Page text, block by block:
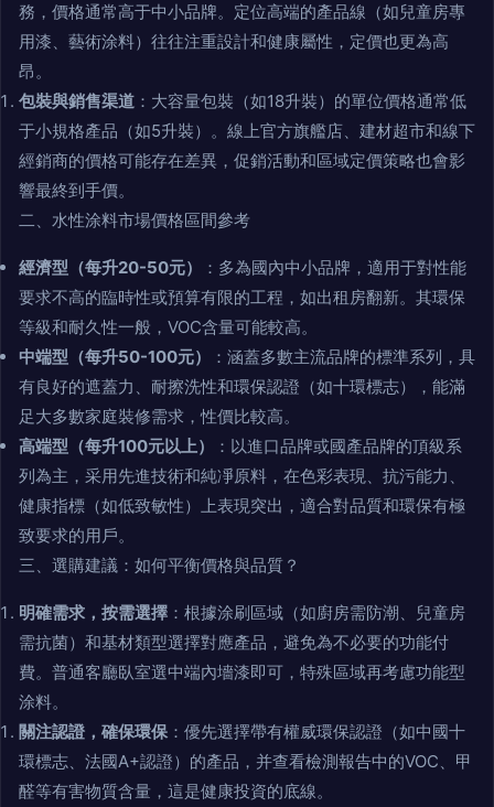
務，價格通常高于中小品牌。定位高端的產品線（如兒童房專
用漆、藝術涂料）往往注重設計和健康屬性，定價也更為高
昂。
包裝與銷售渠道 ：大容量包裝（如18升裝）的單位價格通常低
于小規格產品（如5升裝）。線上官方旗艦店、建材超市和線下
經銷商的價格可能存在差異，促銷活動和區域定價策略也會影
響最終到手價。
二、水性涂料市場價格區間參考
經濟型（每升20-50元）
：多為國內中小品牌，適用于對性能
要求不高的臨時性或預算有限的工程，如出租房翻新。其環保
等級和耐久性一般，VOC含量可能較高。
中端型（每升50-100元）
：涵蓋多數主流品牌的標準系列，具
有良好的遮蓋力、耐擦洗性和環保認證（如十環標志），能滿
足大多數家庭裝修需求，性價比較高。
高端型（每升100元以上）
：以進口品牌或國產品牌的頂級系
列為主，采用先進技術和純凈原料，在色彩表現、抗污能力、
健康指標（如低致敏性）上表現突出，適合對品質和環保有極
致要求的用戶。
三、選購建議：如何平衡價格與品質？
明確需求，按需選擇 ：根據涂刷區域（如廚房需防潮、兒童房
需抗菌）和基材類型選擇對應產品，避免為不必要的功能付
費。普通客廳臥室選中端內墻漆即可，特殊區域再考慮功能型
涂料。
關注認證，確保環保 ：優先選擇帶有權威環保認證（如中國十
環標志、法國A+認證）的產品，并查看檢測報告中的VOC、甲
醛等有害物質含量，這是健康投資的底線。